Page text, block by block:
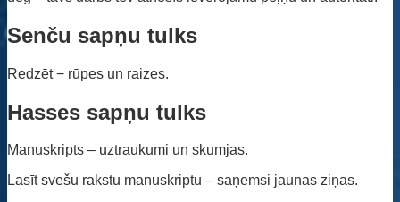
Senču sapņu tulks
Redzēt − rūpes un raizes.
Hasses sapņu tulks
Manuskripts – uztraukumi un skumjas.
Lasīt svešu rakstu manuskriptu – saņemsi jaunas ziņas.